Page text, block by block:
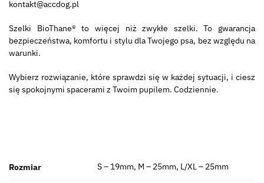
kontakt@accdog.pl
Szelki BioThane® to więcej niż zwykłe szelki. To gwarancja
bezpieczeństwa, komfortu i stylu dla Twojego psa, bez względu na
warunki.
Wybierz rozwiązanie, które sprawdzi się w każdej sytuacji, i ciesz
się spokojnymi spacerami z Twoim pupilem. Codziennie.
Rozmiar S – 19mm, M – 25mm, L/XL – 25mm